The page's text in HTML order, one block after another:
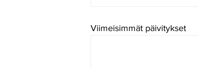
Viimeisimmät päivitykset